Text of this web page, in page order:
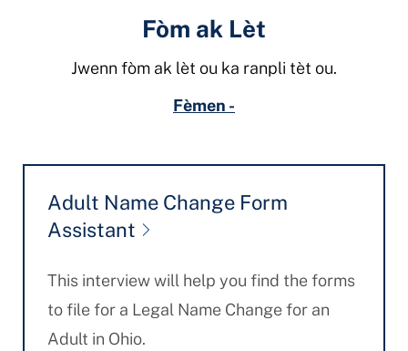
Fòm ak Lèt
Jwenn fòm ak lèt ou ka ranpli tèt ou.
Fèmen -
Adult Name Change Form
Assistant
This interview will help you find the forms
to file for a Legal Name Change for an
Adult in Ohio.